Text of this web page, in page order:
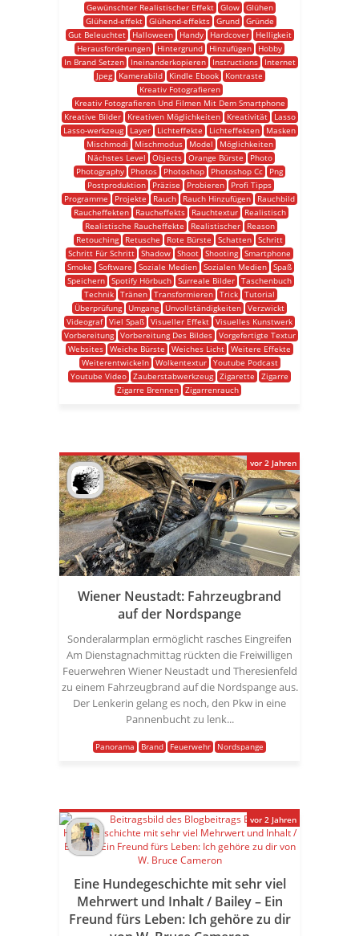
Gewünschter Realistischer Effekt
Glow
Glühen
Glühend-effekt
Glühend-effekts Grund
Gründe
Gut Beleuchtet
Halloween Handy Hardcover
Helligkeit
Herausforderungen
Hintergrund Hinzufügen
Hobby
In Brand Setzen
Ineinanderkopieren Instructions
Internet
Jpeg
Kamerabild Kindle Ebook
Kontraste
Kreativ Fotografieren
Kreativ Fotografieren Und Filmen Mit Dem Smartphone
Kreative Bilder
Kreativen Möglichkeiten Kreativität
Lasso
Lasso-werkzeug
Layer Lichteffekte Lichteffekten
Masken
Mischmodi
Mischmodus Model
Möglichkeiten
Nächstes Level
Objects Orange Bürste
Photo
Photography
Photos Photoshop Photoshop Cc
Png
Postproduktion
Präzise Probieren
Profi Tipps
Programme
Projekte Rauch Rauch Hinzufügen
Rauchbild
Raucheffekten
Raucheffekts Rauchtextur
Realistisch
Realistische Raucheffekte
Realistischer
Reason
Retouching
Retusche Rote Bürste Schatten Schritt
Schritt Für Schritt Shadow Shoot Shooting Smartphone
Smoke
Software Soziale Medien Sozialen Medien Spaß
Speichern Spotify Hörbuch Surreale Bilder Taschenbuch
Technik Tränen Transformieren Trick Tutorial
Überprüfung
Umgang Unvollständigkeiten Verzwickt
Videograf Viel Spaß Visueller Effekt Visuelles Kunstwerk
Vorbereitung
Vorbereitung Des Bildes
Vorgefertigte Textur
Websites Weiche Bürste Weiches Licht Weitere Effekte
Weiterentwickeln
Wolkentextur
Youtube Podcast
Youtube Video Zauberstabwerkzeug Zigarette
Zigarre
Zigarre Brennen
Zigarrenrauch
Wiener Neustadt: Fahrzeugbrand
auf der Nordspange
Sonderalarmplan ermöglicht rasches Eingreifen
Am Dienstagnachmittag rückten die Freiwilligen
Feuerwehren Wiener Neustadt und Theresienfeld
zu einem Fahrzeugbrand auf die Nordspange aus.
Der Lenkerin gelang es noch, den Pkw in eine
Pannenbucht zu lenk...
Panorama Brand Feuerwehr Nordspange
vor 2 Jahren
Eine Hundegeschichte mit sehr viel
Mehrwert und Inhalt / Bailey – Ein
Freund fürs Leben: Ich gehöre zu dir
vor 2 Jahren